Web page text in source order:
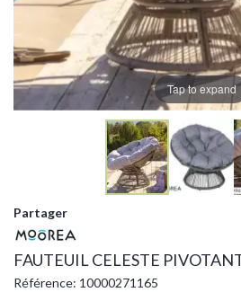
Tap to expand
Partager
FAUTEUIL CELESTE
Référence: 10000271165